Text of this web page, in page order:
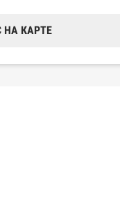
НА КАРТЕ